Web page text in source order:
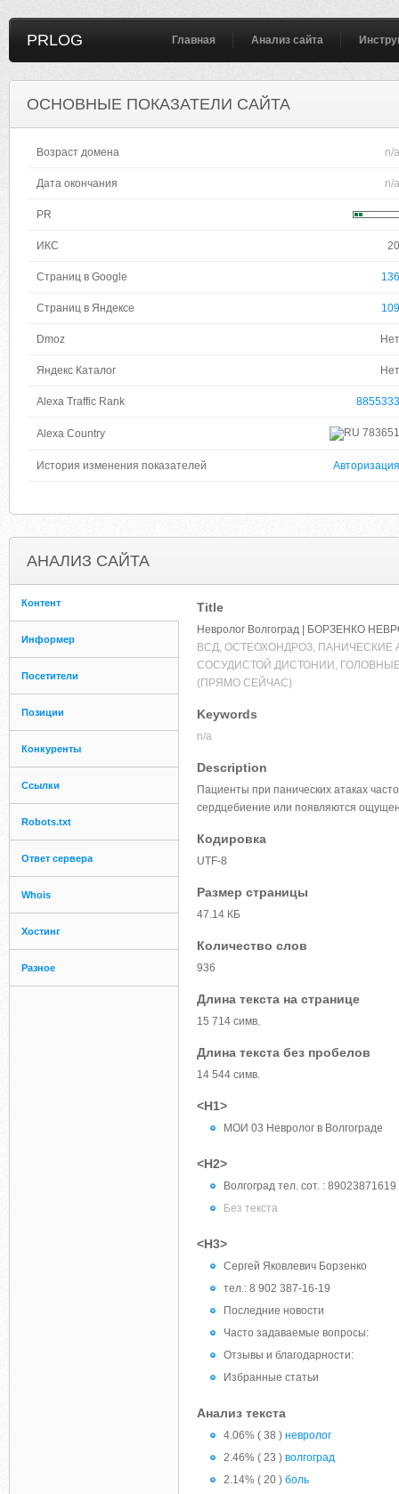
PRLOG Главная Анализ сайта
ОСНОВНЫЕ ПОКАЗАТЕЛИ САЙТА
Возраст домена n/a
Дата окончания n/a
PR
ИКС 20
Страниц в Google 136
Страниц в Яндексе 109
Dmoz Нет
Яндекс Каталог Нет
Alexa Traffic Rank 8855333
Alexa Country 783651
История изменения показателей Авторизация
АНАЛИЗ САЙТА
Контент
Информер
Посетители
Позиции
Конкуренты
Ссылки
Robots.txt
Ответ сервера
Whois
Хостинг
Разное
Title
Невролог Волгоград | БОРЗЕНКО
ВСД, ОСТЕОХОНДРОЗ,
СОСУДИСТОЙ ДИСТОНИИ,
(ПРЯМО СЕЙЧАС)
Keywords
n/a
Description
Пациенты при панических атаках
сердцебиение или появляются
Кодировка
UTF-8
Размер страницы
47.14 КБ
Количество слов
936
Длина текста на странице
15 714 симв.
Длина текста без пробелов
14 544 симв.
<H1>
МОИ 03 Невролог в Волгограде
<H2>
Волгоград тел. сот. : 89023871619
Без текста
<H3>
Сергей Яковлевич Борзенко
тел.: 8 902 387-16-19
Последние новости
Часто задаваемые вопросы:
Отзывы и благодарности:
Избранные статьи
Анализ текста
4.06% ( 38 ) невролог
2.46% ( 23 ) волгоград
2.14% ( 20 ) боль